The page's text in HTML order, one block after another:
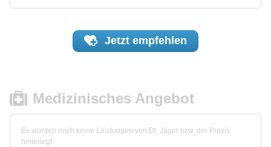
Jetzt empfehlen
Medizinisches Angebot
Es wurden noch keine Leistungen von Dr. Jäger bzw. der Praxis
hinterlegt.